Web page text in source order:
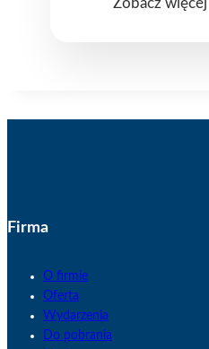
Firma
O firmie
Oferta
Wydarzenia
Do pobrania